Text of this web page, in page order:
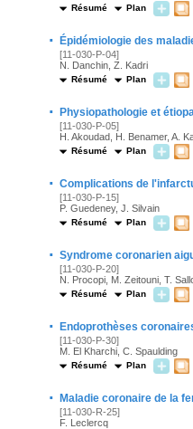
Résumé Plan
· Épidémiologie des
[11-030-P-04]
N. Danchin, Z. Kadri
Résumé Plan
· Physiopathologie et
[11-030-P-05]
H. Akoudad, H. Benamer, A.
Résumé Plan
· Complications de
[11-030-P-15]
P. Guedeney, J. Silvain
Résumé Plan
· Syndrome coronarien
[11-030-P-20]
N. Procopi, M. Zeitouni, T.
Résumé Plan
· Endoprothèses
[11-030-P-30]
M. El Kharchi, C. Spaulding
Résumé Plan
· Maladie coronaire de la
[11-030-R-25]
F. Leclercq